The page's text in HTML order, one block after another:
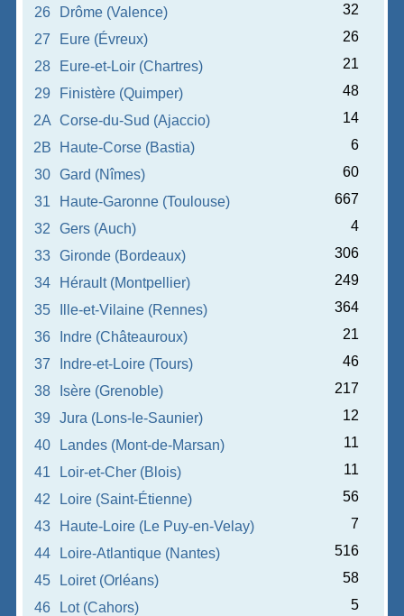
26 Drôme (Valence)
32
27
Eure (Évreux)
26
28
Eure-et-Loir (Chartres)
21
29
Finistère (Quimper)
48
2A Corse-du-Sud (Ajaccio)
14
2B
Haute-Corse (Bastia)
6
30
Gard (Nîmes)
60
31
Haute-Garonne (Toulouse)
667
32
Gers (Auch)
4
33
Gironde (Bordeaux)
306
34
Hérault (Montpellier)
249
35
Ille-et-Vilaine (Rennes)
364
36
Indre (Châteauroux)
21
37
Indre-et-Loire (Tours)
46
38
Isère (Grenoble)
217
39
Jura (Lons-le-Saunier)
12
40
Landes (Mont-de-Marsan)
11
41
Loir-et-Cher (Blois)
11
42
Loire (Saint-Étienne)
56
43
Haute-Loire (Le Puy-en-Velay)
7
44
Loire-Atlantique (Nantes)
516
45
Loiret (Orléans)
58
46
Lot (Cahors)
5